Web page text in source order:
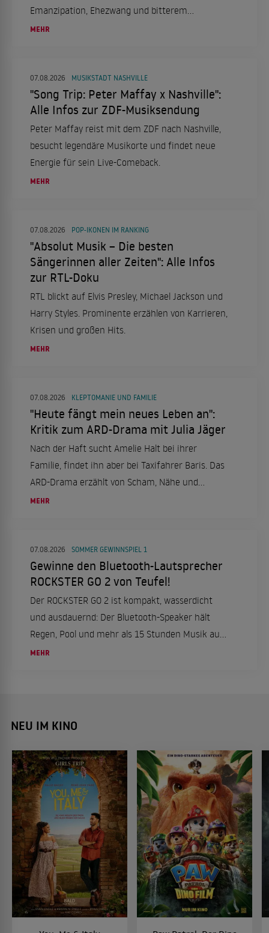
Emanzipation, Ehezwang und bitterem
Scheitern.
MEHR
07.08.2026 MUSIKSTADT NASHVILLE
"Song Trip: Peter Maffay x Nashville":
Alle Infos zur ZDF-Musiksendung
Peter Maffay reist mit dem ZDF nach Nashville,
besucht legendäre Musikorte und findet neue
Energie für sein Live-Comeback.
MEHR
07.08.2026 POP-IKONEN IM RANKING
"Absolut Musik – Die besten
Sängerinnen aller Zeiten": Alle Infos
zur RTL-Doku
RTL blickt auf Elvis Presley, Michael Jackson und
Harry Styles. Prominente erzählen von Karrieren,
Krisen und großen Hits.
MEHR
07.08.2026 KLEPTOMANIE UND FAMILIE
"Heute fängt mein neues Leben an":
Kritik zum ARD-Drama mit Julia Jäger
Nach der Haft sucht Amelie Halt bei ihrer
Familie, findet ihn aber bei Taxifahrer Baris. Das
ARD-Drama erzählt von Scham, Nähe und
Neuanfang.
MEHR
07.08.2026 SOMMER GEWINNSPIEL 1
Gewinne den Bluetooth-Lautsprecher
ROCKSTER GO 2 von Teufel!
Der ROCKSTER GO 2 ist kompakt, wasserdicht
und ausdauernd: Der Bluetooth-Speaker hält
Regen, Pool und mehr als 15 Stunden Musik aus.
Wir verlosen einen Lautsprecher!
MEHR
NEU IM KINO